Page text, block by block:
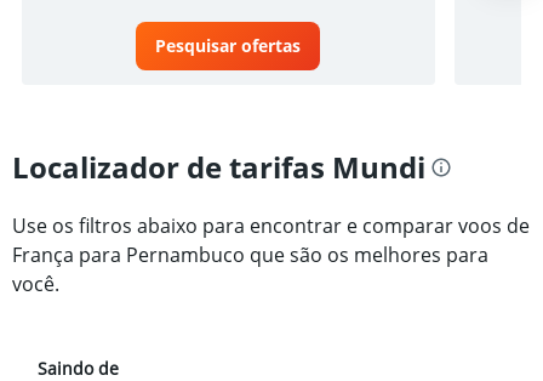
Pesquisar ofertas
Localizador de tarifas Mundi
Use os filtros abaixo para encontrar e comparar voos de
França para Pernambuco que são os melhores para
você.
Saindo de